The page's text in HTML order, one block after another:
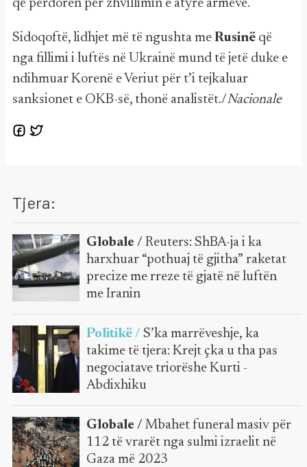
që përdoren për zhvillimin e atyre armëve.
Sidoqoftë, lidhjet më të ngushta me Rusinë që
nga fillimi i luftës në Ukrainë mund të jetë duke e
ndihmuar Korenë e Veriut për t’i tejkaluar
sanksionet e OKB-së, thonë analistët./Nacionale
Tjera:
Globale / Reuters: ShBA-ja i ka
harxhuar “pothuaj të gjitha” raketat
precize me rreze të gjatë në luftën
me Iranin
Politikë / S’ka marrëveshje, ka
takime të tjera: Krejt çka u tha pas
negociatave triorëshe Kurti -
Abdixhiku
Globale / Mbahet funeral masiv për
112 të vrarët nga sulmi izraelit në
Gaza më 2023